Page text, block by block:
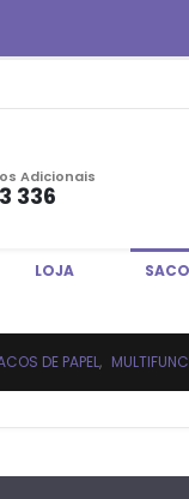
Adicionais
336
LOJA
DE PAPEL,